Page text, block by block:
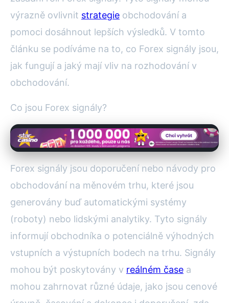
výrazně ovlivnit strategie obchodování a
pomoci dosáhnout lepších výsledků. V tomto
článku se podíváme na to, co Forex signály jsou,
jak fungují a jaký mají vliv na rozhodování v
obchodování.
Co jsou Forex signály?
Forex signály jsou doporučení nebo návody pro
obchodování na měnovém trhu, které jsou
generovány buď automatickými systémy
(roboty) nebo lidskými analytiky. Tyto signály
informují obchodníka o potenciálně výhodných
vstupních a výstupních bodech na trhu. Signály
mohou být poskytovány v reálném čase a
mohou zahrnovat různé údaje, jako jsou cenové